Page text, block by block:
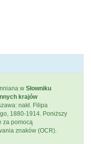
w Słowniku
krajów
nakł. Filipa
1880-1914. Poniższy
za pomocą
znaków (OCR).